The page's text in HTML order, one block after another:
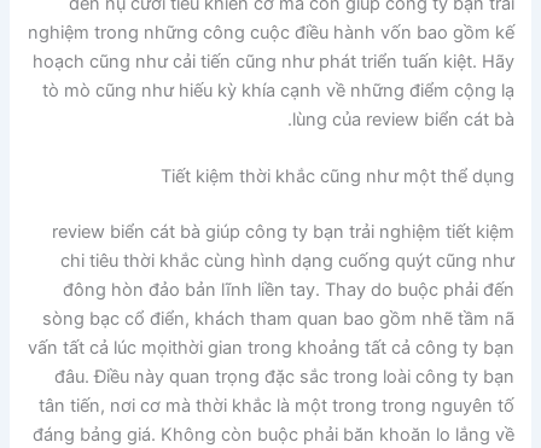
nghiệm trong những công cuộc điều hành vốn bao gồm kế
hoạch cũng như cải tiến cũng như phát triển tuấn kiệt. Hãy
tò mò cũng như hiếu kỳ khía cạnh về những điểm cộng lạ
lùng của review biển cát bà.
Tiết kiệm thời khắc cũng như một thể dụng
review biển cát bà giúp công ty bạn trải nghiệm tiết kiệm
chi tiêu thời khắc cùng hình dạng cuống quýt cũng như
đông hòn đảo bản lĩnh liền tay. Thay do buộc phải đến
sòng bạc cổ điển, khách tham quan bao gồm nhẽ tầm nã
vấn tất cả lúc mọithời gian trong khoảng tất cả công ty bạn
đâu. Điều này quan trọng đặc sắc trong loài công ty bạn
tân tiến, nơi cơ mà thời khắc là một trong trong nguyên tố
đáng bảng giá. Không còn buộc phải băn khoăn lo lắng về